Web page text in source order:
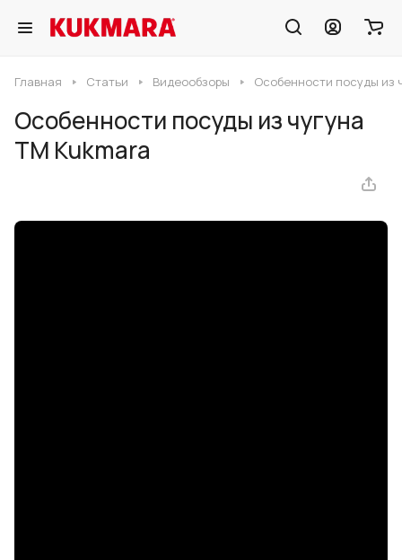
Главная Статьи Видеообзоры Особенности посуды из
Особенности посуды из чугуна
ТМ Kukmara